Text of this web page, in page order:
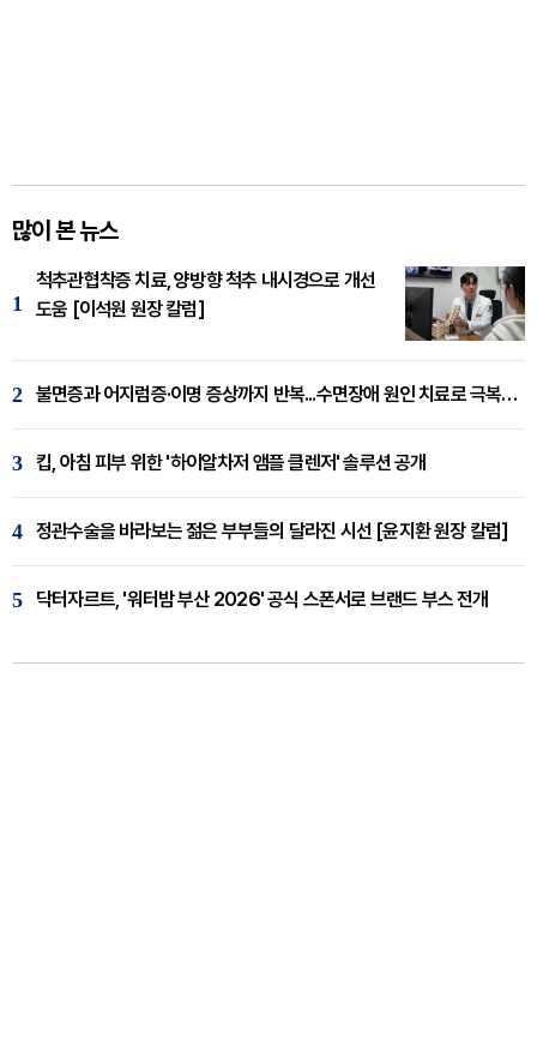
많이 본 뉴스
1
척추관협착증 치료, 양방향 척추 내시경으로 개선
도움 [이석원 원장 칼럼]
2 불면증과 어지럼증·이명 증상까지 반복...수면장애 원인 치료로 극복해야
3 킵, 아침 피부 위한 '하이알차저 앰플 클렌저' 솔루션 공개
4 정관수술을 바라보는 젊은 부부들의 달라진 시선 [윤지환 원장 칼럼]
5 닥터자르트, '워터밤 부산 2026' 공식 스폰서로 브랜드 부스 전개